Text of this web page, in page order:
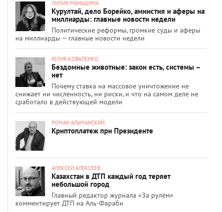
ЛИЛИЯ МАНЬШИНА
Курултай, дело Борейко, амнистия и аферы на
миллиарды: главные новости недели
Политические реформы, громкие суды и аферы
на миллиарды — главные новости недели
ЮЛИЯ КОВАЛЕНКО
Бездомные животные: закон есть, системы –
нет
Почему ставка на массовое уничтожение не
снижает ни численность, ни риски, и что на самом деле не
сработало в действующей модели
РОМАН АЛЬМАНСКИЙ
Криптоплатеж при Президенте
АЛЕКСЕЙ АЛЕКСЕЕВ
Казахстан в ДТП каждый год теряет
небольшой город
Главный редактор журнала «За рулём»
комментирует ДТП на Аль-Фараби